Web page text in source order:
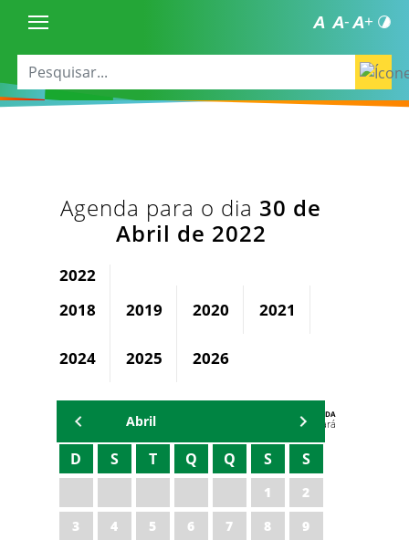
Agenda para o dia 30 de
Abril de 2022
2022
2018
2019 2020 2021
2024 2025 2026
AGENDA
Polícia Militar do Ceará
Abril
D S T Q Q S S
1
2
3
4 5 6 7 8
9